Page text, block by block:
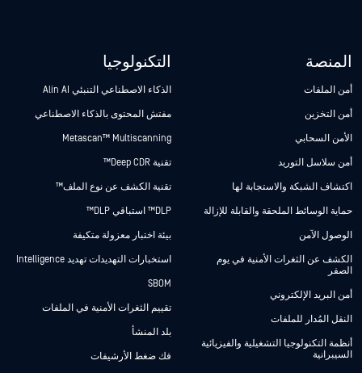
المنصة
أمن الملفات
أمن التخزين
الأمن السحابي
أمن سلاسل التوريد
اكتشاف الشبكة والاستجابة لها
حماية الوسائط الملحقة والقابلة للإزالة
الوصول الآمن
الكشف عن الثغرات الأمنية في يوم
الصفر
أمن البريد الإلكتروني
النقل المُدار للملفات
أنظمة التكنولوجيا التشغيلية والفيزيائية
السيبرانية
التكنولوجيا
الذكاء الاصطناعي التنبئي Alin AI
مفتش المحتوى بالذكاء الاصطناعي
Metascan™ Multiscanning
تقنية Deep CDR™
تقنية الكشف عن نوع الملف™
DLP™ استباقي DLP™
بيئة اختبار معزولة متكيفة
استخبارات التهديدات تهديد Intelligence
SBOM
تقييم الثغرات الأمنية في الملفات
بلد المنشأ
فك ضغط الأرشيفات